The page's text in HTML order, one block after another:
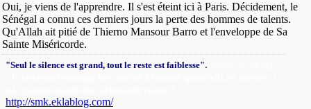
Oui, je viens de l'apprendre. Il s'est éteint ici à Paris. Décidement, le
Sénégal a connu ces derniers jours la perte des hommes de talents.
Qu'Allah ait pitié de Thierno Mansour Barro et l'enveloppe de Sa
Sainte Miséricorde.
"Seul le silence est grand, tout le reste est faiblesse".
http://smk.eklablog.com/